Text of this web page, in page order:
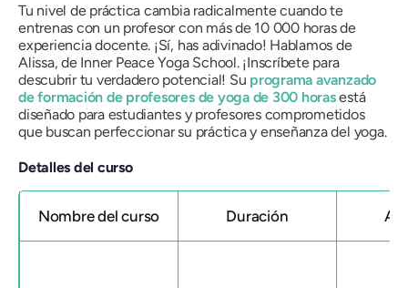
Tu nivel de práctica cambia radicalmente cuando te
entrenas con un profesor con más de 10 000 horas de
experiencia docente. ¡Sí, has adivinado! Hablamos de
Alissa, de Inner Peace Yoga School. ¡Inscríbete para
descubrir tu verdadero potencial! Su programa avanzado
de formación de profesores de yoga de 300 horasestá
diseñado para estudiantes y profesores comprometidos
que buscan perfeccionar su práctica y enseñanza del yoga.
Detalles del curso
Nombre del curso Duración